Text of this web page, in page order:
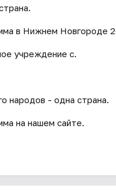
в Нижнем Новгороде
учреждение с.
народов - одна страна.
на нашем сайте.